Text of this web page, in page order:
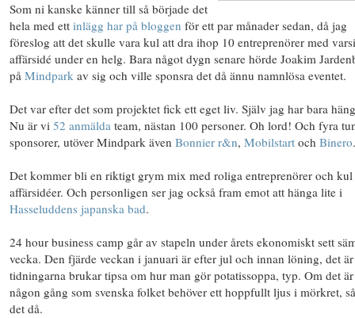
Som ni kanske känner till så började det
hela med ett inlägg har på bloggen för ett par månader sedan, då jag
föreslog att det skulle vara kul att dra ihop 10 entreprenörer med
affärsidé under en helg. Bara något dygn senare hörde Joakim
på Mindpark av sig och ville sponsra det då ännu namnlösa eventet.
Det var efter det som projektet fick ett eget liv. Själv jag har bara
Nu är vi 52 anmälda team, nästan 100 personer. Oh lord! Och fyra
sponsorer, utöver Mindpark även Bonnier r&n, Mobilstart och Binero.
Det kommer bli en riktigt grym mix med roliga entreprenörer och kul
affärsidéer. Och personligen ser jag också fram emot att hänga lite i
Hasseluddens japanska bad.
24 hour business camp går av stapeln under årets ekonomiskt sett
vecka. Den fjärde veckan i januari är efter jul och innan löning, det
tidningarna brukar tipsa om hur man gör potatissoppa, typ. Om det är
någon gång som svenska folket behöver ett hoppfullt ljus i mörkret,
det då.